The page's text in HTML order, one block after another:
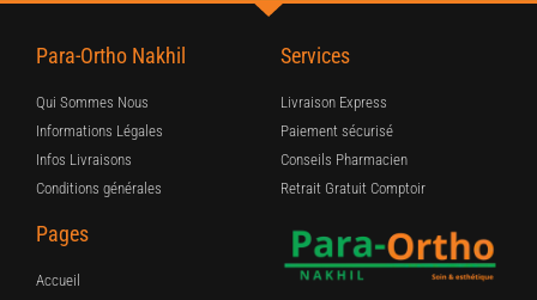
Para-Ortho Nakhil
Qui Sommes Nous
Informations Légales
Infos Livraisons
Conditions générales
Services
Livraison Express
Paiement sécurisé
Conseils Pharmacien
Retrait Gratuit Comptoir
Pages
Accueil